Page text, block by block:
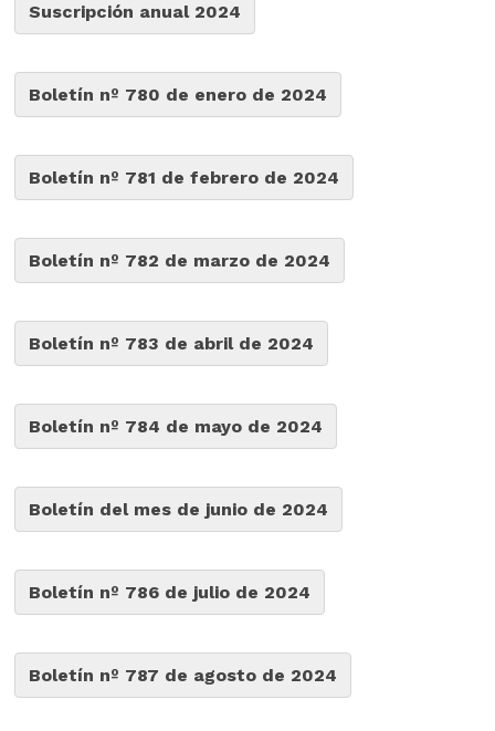
Suscripción anual 2024
Boletín nº 780 de enero de 2024
Boletín nº 781 de febrero de 2024
Boletín nº 782 de marzo de 2024
Boletín nº 783 de abril de 2024
Boletín nº 784 de mayo de 2024
Boletín del mes de junio de 2024
Boletín nº 786 de julio de 2024
Boletín nº 787 de agosto de 2024